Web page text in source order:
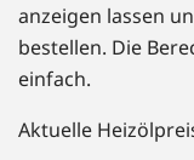
anzeigen lassen
bestellen. Die
einfach.
Aktuelle